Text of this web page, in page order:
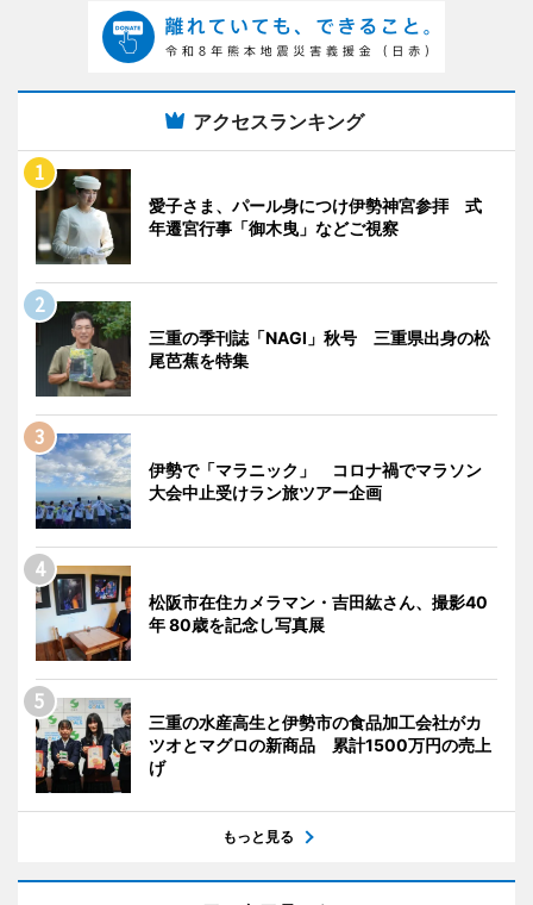
アクセスランキング
愛子さま、パール身につけ伊勢神宮参拝 式
年遷宮行事「御木曳」などご視察
三重の季刊誌「NAGI」秋号 三重県出身の松
尾芭蕉を特集
伊勢で「マラニック」 コロナ禍でマラソン
大会中止受けラン旅ツアー企画
松阪市在住カメラマン・吉田紘さん、撮影40
年 80歳を記念し写真展
三重の水産高生と伊勢市の食品加工会社がカ
ツオとマグロの新商品 累計1500万円の売上
げ
もっと見る